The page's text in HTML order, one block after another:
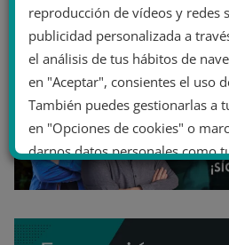
reproducción de vídeos y redes
publicidad personalizada a
el análisis de tus hábitos de
en "Aceptar", consientes el uso
También puedes gestionarlas a
en "Opciones de cookies" o
darnos datos personales como
último, puedes leer nuestra
No dar mi información